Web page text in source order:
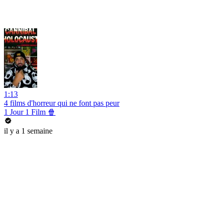
1:13
4 films d'horreur qui ne font pas peur
1 Jour 1 Film 🍿
il y a 1 semaine